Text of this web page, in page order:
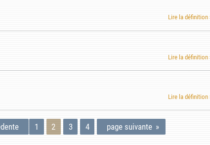
Lire la définition
Lire la définition
Lire la définition
1 2 3 4 page suivante »